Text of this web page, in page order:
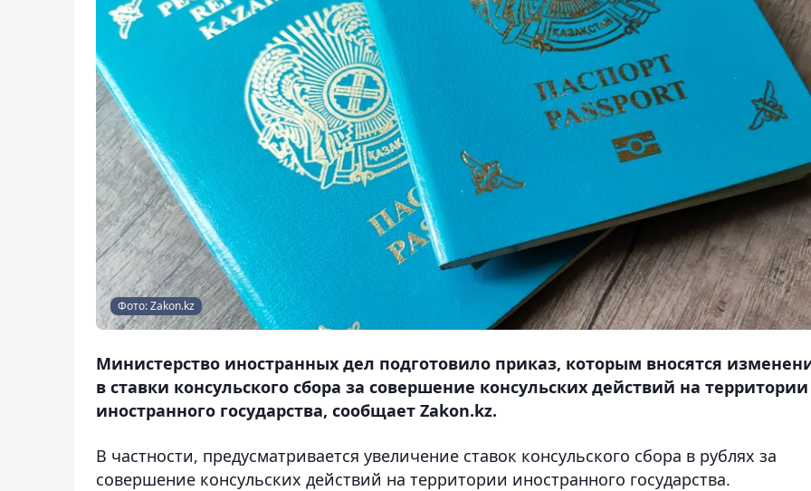
Фото: Zakon.kz
Министерство иностранных дел подготовило приказ, которым вносятся
в ставки консульского сбора за совершение консульских действий на территории
иностранного государства, сообщает Zakon.kz.
В частности, предусматривается увеличение ставок консульского сбора в рублях за
совершение консульских действий на территории иностранного государства.